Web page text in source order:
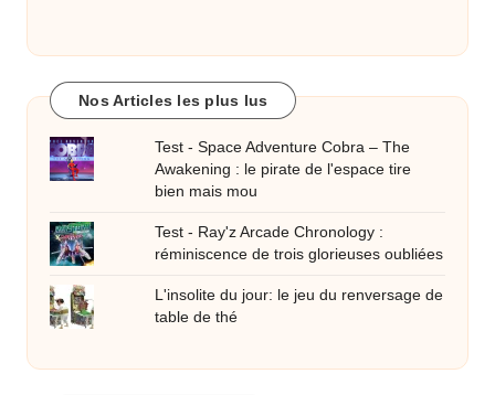
Nos Articles les plus lus
Test - Space Adventure Cobra – The
Awakening : le pirate de l'espace tire
bien mais mou
Test - Ray'z Arcade Chronology :
réminiscence de trois glorieuses oubliées
L'insolite du jour: le jeu du renversage de
table de thé